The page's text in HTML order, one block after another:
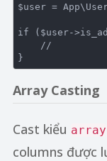
$user =
if ($user-
//
Array Casting
Cast kiểu array
columns được